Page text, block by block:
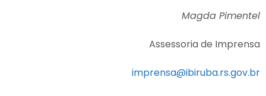
Magda Pimentel
Assessoria de Imprensa
imprensa@ibiruba.rs.gov.br